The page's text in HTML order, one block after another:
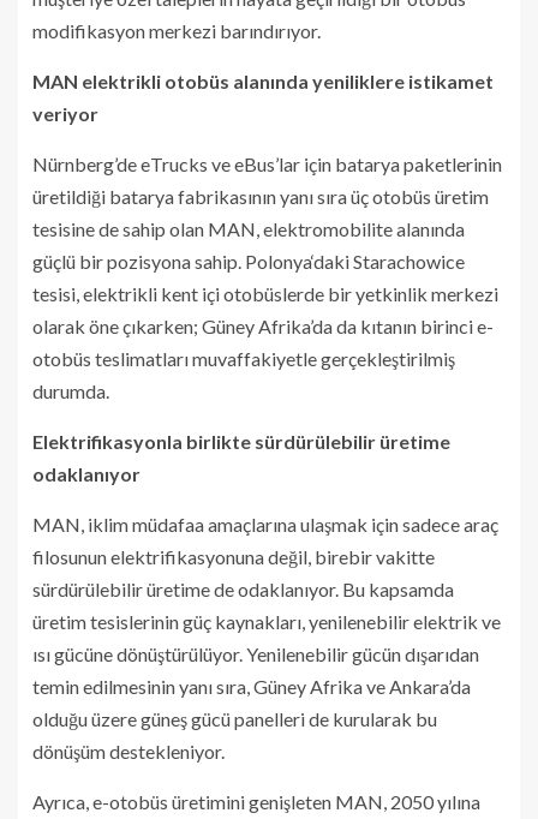
modifikasyon merkezi barındırıyor.
MAN elektrikli otobüs alanında yeniliklere istikamet
veriyor
Nürnberg’de eTrucks ve eBus’lar için batarya paketlerinin
üretildiği batarya fabrikasının yanı sıra üç otobüs üretim
tesisine de sahip olan MAN, elektromobilite alanında
güçlü bir pozisyona sahip. Polonya‘daki Starachowice
tesisi, elektrikli kent içi otobüslerde bir yetkinlik merkezi
olarak öne çıkarken; Güney Afrika’da da kıtanın birinci e-
otobüs teslimatları muvaffakiyetle gerçekleştirilmiş
durumda.
Elektrifikasyonla birlikte sürdürülebilir üretime
odaklanıyor
MAN, iklim müdafaa amaçlarına ulaşmak için sadece araç
filosunun elektrifikasyonuna değil, birebir vakitte
sürdürülebilir üretime de odaklanıyor. Bu kapsamda
üretim tesislerinin güç kaynakları, yenilenebilir elektrik ve
ısı gücüne dönüştürülüyor. Yenilenebilir gücün dışarıdan
temin edilmesinin yanı sıra, Güney Afrika ve Ankara’da
olduğu üzere güneş gücü panelleri de kurularak bu
dönüşüm destekleniyor.
Ayrıca, e-otobüs üretimini genişleten MAN, 2050 yılına